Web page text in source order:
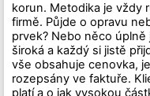
korun. Metodika je vždy
firmě. Půjde o opravu
prvek? Nebo něco
široká a každý si jistě
vše obsahuje cenovka,
rozepsány ve faktuře.
platí a o jak vysokou